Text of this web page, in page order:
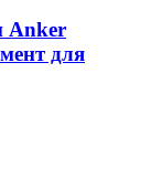
Anker
для